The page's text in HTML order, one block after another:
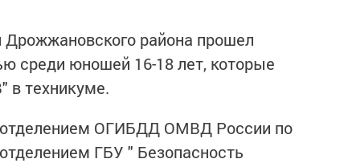
Дрожжановского района прошел
среди юношей 16-18 лет, которые
в техникуме.
отделением ОГИБДД ОМВД России по
ГБУ " Безопасность